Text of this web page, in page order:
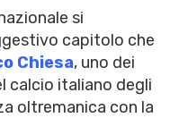
si
capitolo che
Chiesa, uno dei
calcio italiano degli
oltremanica con la